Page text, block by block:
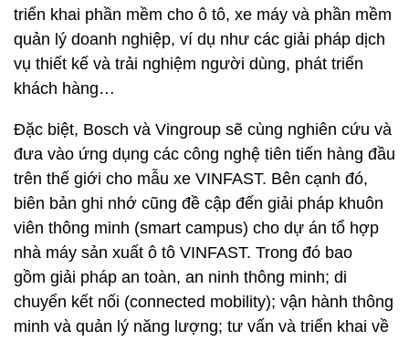
triển khai phần mềm cho ô tô, xe máy và phần mềm
quản lý doanh nghiệp, ví dụ như các giải pháp dịch
vụ thiết kế và trải nghiệm người dùng, phát triển
khách hàng…
Đặc biệt, Bosch và Vingroup sẽ cùng nghiên cứu và
đưa vào ứng dụng các công nghệ tiên tiến hàng đầu
trên thế giới cho mẫu xe VINFAST. Bên cạnh đó,
biên bản ghi nhớ cũng đề cập đến giải pháp khuôn
viên thông minh (smart campus) cho dự án tổ hợp
nhà máy sản xuất ô tô VINFAST. Trong đó bao
gồm giải pháp an toàn, an ninh thông minh; di
chuyển kết nối (connected mobility); vận hành thông
minh và quản lý năng lượng; tư vấn và triển khai về